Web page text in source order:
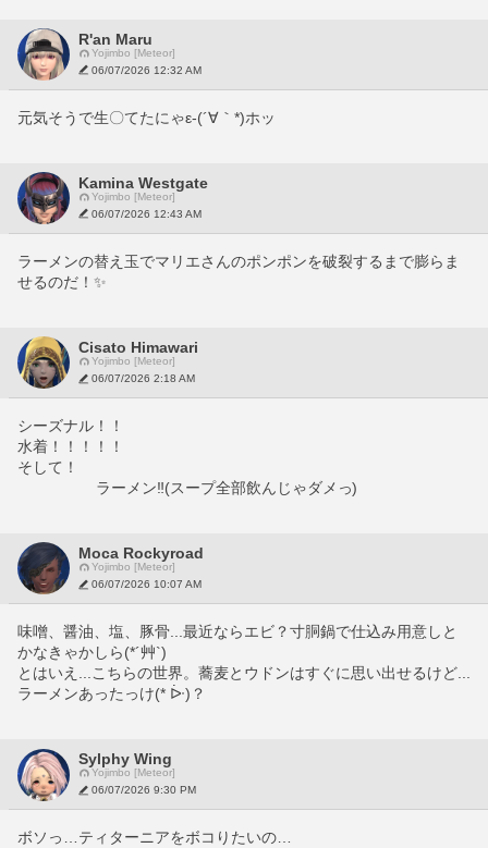
R'an Maru
Yojimbo [Meteor]
06/07/2026 12:32 AM
元気そうで生〇てたにゃε-(´∀｀*)ホッ
Kamina Westgate
Yojimbo [Meteor]
06/07/2026 12:43 AM
ラーメンの替え玉でマリエさんのポンポンを破裂するまで膨らま
せるのだ！✨
Cisato Himawari
Yojimbo [Meteor]
06/07/2026 2:18 AM
シーズナル！！
水着！！！！！
そして！
                  ラーメン‼️(スープ全部飲んじゃダメっ)
Moca Rockyroad
Yojimbo [Meteor]
06/07/2026 10:07 AM
味噌、醤油、塩、豚骨...最近ならエビ？寸胴鍋で仕込み用意しと
かなきゃかしら(*´艸`)
とはいえ...こちらの世界。蕎麦とウドンはすぐに思い出せるけど...
ラーメンあったっけ(* ᐕ)？
Sylphy Wing
Yojimbo [Meteor]
06/07/2026 9:30 PM
ボソっ…ティターニアをボコりたいの…